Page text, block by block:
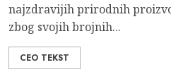
najzdravijih prirodnih
zbog svojih brojnih...
CEO TEKST